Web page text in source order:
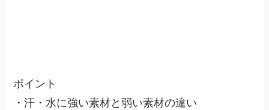
ポイント
・汗・水に強い素材と弱い素材の違い